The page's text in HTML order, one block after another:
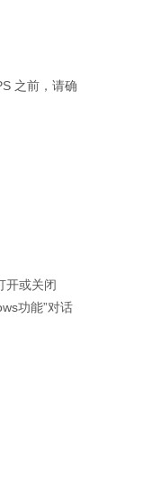
之前，请确
开或关闭
功能”对话